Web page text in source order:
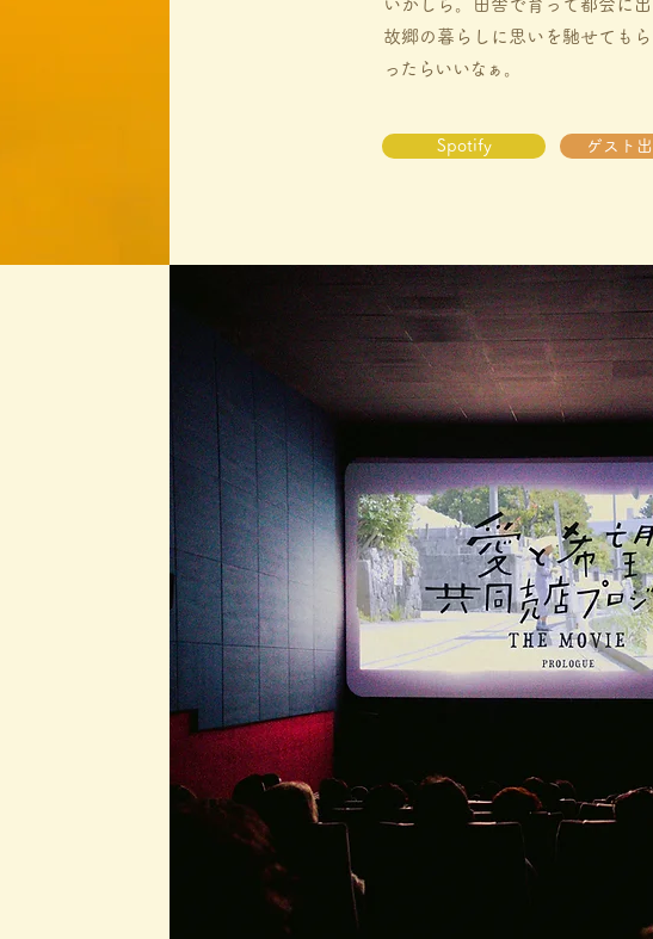
いかしら。田舎で育って都会に
故郷の暮らしに思いを馳せても
ったらいいなぁ。
Spotify ゲスト